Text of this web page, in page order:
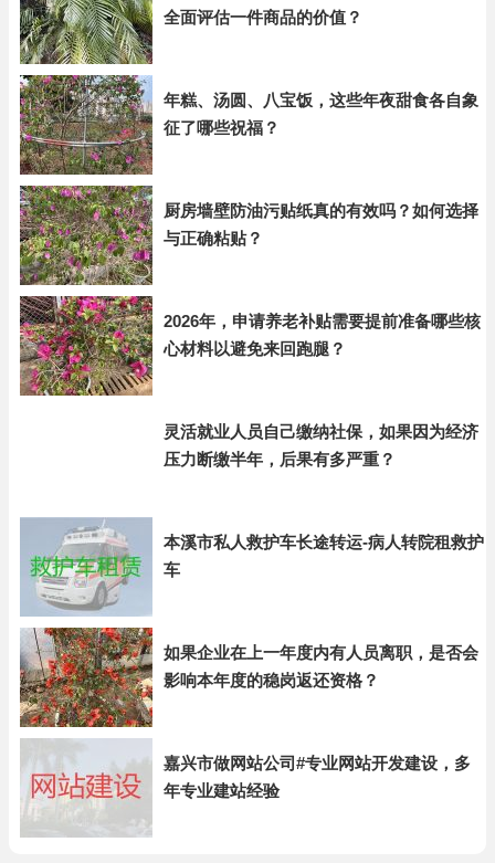
全面评估一件商品的价值？
年糕、汤圆、八宝饭，这些年夜甜食各自象
征了哪些祝福？
厨房墙壁防油污贴纸真的有效吗？如何选择
与正确粘贴？
2026年，申请养老补贴需要提前准备哪些核
心材料以避免来回跑腿？
灵活就业人员自己缴纳社保，如果因为经济
压力断缴半年，后果有多严重？
本溪市私人救护车长途转运-病人转院租救护
车
如果企业在上一年度内有人员离职，是否会
影响本年度的稳岗返还资格？
嘉兴市做网站公司#专业网站开发建设，多
年专业建站经验